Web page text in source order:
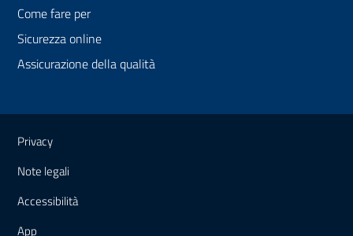
Come fare per
Sicurezza online
Assicurazione della qualità
Link e informazioni utili
Privacy
Note legali
Accessibilità
App